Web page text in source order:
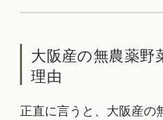
大阪産の無農薬
理由
正直に言うと、大阪産の